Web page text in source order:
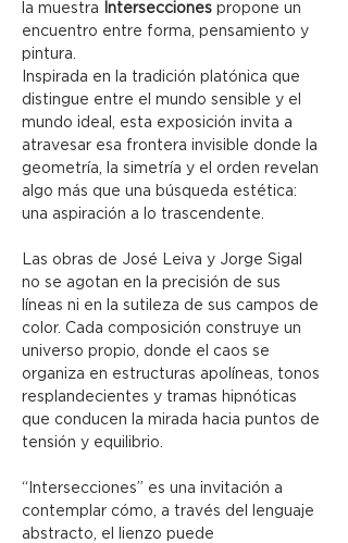
la muestra
Intersecciones propone un
encuentro entre forma, pensamiento y
pintura.
Inspirada en la tradición platónica que
distingue entre el mundo sensible y el
mundo ideal, esta exposición invita a
atravesar esa frontera invisible donde la
geometría, la simetría y el orden revelan
algo más que una búsqueda estética:
una aspiración a lo trascendente.
Las obras de José Leiva y Jorge Sigal
no se agotan en la precisión de sus
líneas ni en la sutileza de sus campos de
color. Cada composición construye un
universo propio, donde el caos se
organiza en estructuras apolíneas, tonos
resplandecientes y tramas hipnóticas
que conducen la mirada hacia puntos de
tensión y equilibrio.
“Intersecciones” es una invitación a
contemplar cómo, a través del lenguaje
abstracto, el lienzo puede